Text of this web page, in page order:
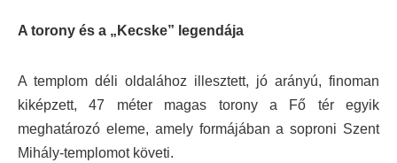
A torony és a „Kecske” legendája
A templom déli oldalához illesztett, jó arányú, finoman
kiképzett, 47 méter magas torony a Fő tér egyik
meghatározó eleme, amely formájában a soproni Szent
Mihály-templomot követi.